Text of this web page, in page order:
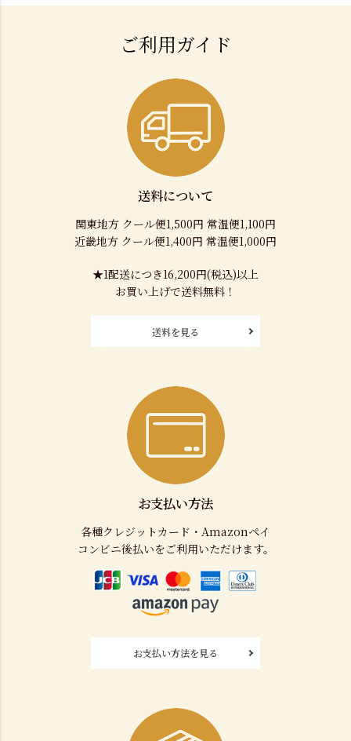
ご利用ガイド
送料について
関東地方 クール便1,500円 常温便1,100円
近畿地方 クール便1,400円 常温便1,000円
★1配送につき16,200円(税込)以上
お買い上げで送料無料！
送料を見る
お支払い方法
各種クレジットカード・Amazonペイ
コンビニ後払いをご利用いただけます。
お支払い方法を見る